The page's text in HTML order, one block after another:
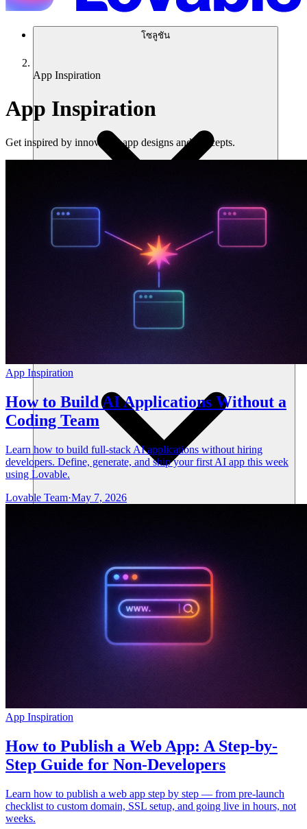
โซลูชัน
แหล่งข้อมูล
App Inspiration
App Inspiration
Get inspired by innovative app designs and concepts.
App Inspiration
How to Build AI Applications Without a
Coding Team
Learn how to build full-stack AI applications without hiring
developers. Define, generate, and ship your first AI app this week
using Lovable.
Lovable Team·May 7, 2026
App Inspiration
How to Publish a Web App: A Step-by-
Step Guide for Non-Developers
Learn how to publish a web app step by step — from pre-launch
checklist to custom domain, SSL setup, and going live in hours, not
weeks.